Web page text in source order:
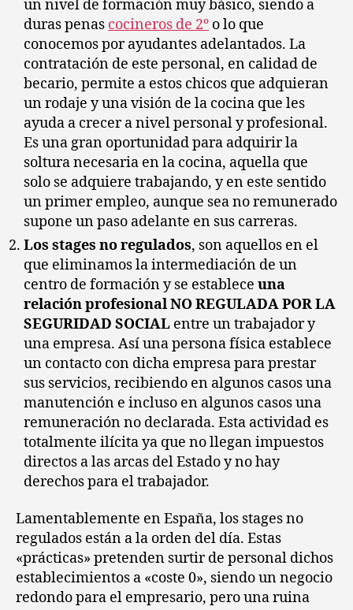
un nivel de formación muy básico, siendo a
duras penas cocineros de 2º o lo que
conocemos por ayudantes adelantados. La
contratación de este personal, en calidad de
becario, permite a estos chicos que adquieran
un rodaje y una visión de la cocina que les
ayuda a crecer a nivel personal y profesional.
Es una gran oportunidad para adquirir la
soltura necesaria en la cocina, aquella que
solo se adquiere trabajando, y en este sentido
un primer empleo, aunque sea no remunerado
supone un paso adelante en sus carreras.
Los stages no regulados, son aquellos en el
que eliminamos la intermediación de un
centro de formación y se establece una
relación profesional NO REGULADAPOR LA
SEGURIDAD SOCIAL entre un trabajador y
una empresa. Así una persona física establece
un contacto con dicha empresa para prestar
sus servicios, recibiendo en algunos casos una
manutención e incluso en algunos casos una
remuneración no declarada. Esta actividad es
totalmente ilícita ya que no llegan impuestos
directos a las arcas del Estado y no hay
derechos para el trabajador.
Lamentablemente en España, los stages no
regulados están a la orden del día. Estas
«prácticas» pretenden surtir de personal dichos
establecimientos a «coste 0», siendo un negocio
redondo para el empresario, pero una ruina